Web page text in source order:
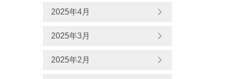
2025年4月
2025年3月
2025年2月